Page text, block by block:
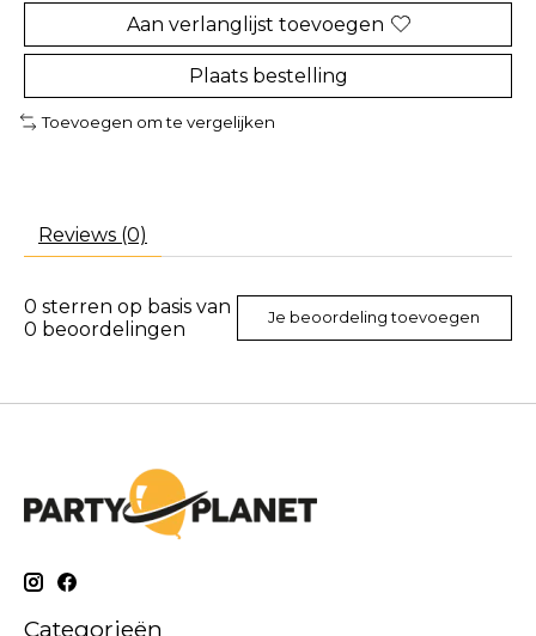
Aan verlanglijst toevoegen
Plaats bestelling
Toevoegen om te vergelijken
Reviews (0)
0 sterren op basis van
0 beoordelingen Je beoordeling toevoegen
Categorieën